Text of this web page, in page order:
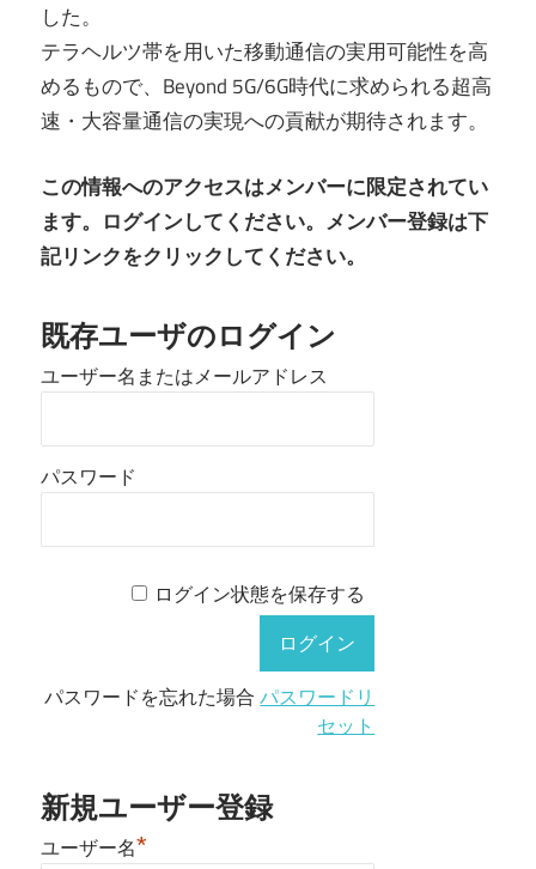
した。
テラヘルツ帯を用いた移動通信の実用可能性を高
めるもので、Beyond 5G/6G時代に求められる超高
速・大容量通信の実現への貢献が期待されます。
この情報へのアクセスはメンバーに限定されてい
ます。ログインしてください。メンバー登録は下
記リンクをクリックしてください。
既存ユーザのログイン
ユーザー名またはメールアドレス
パスワード
ログイン状態を保存する
パスワードを忘れた場合パスワードリ
セット
新規ユーザー登録
ユーザー名*